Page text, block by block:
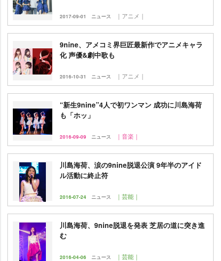
2017-09-01 ニュース ｜アニメ｜
9nine、アメコミ界巨匠最新作でアニメキャラ
化 声優&劇中歌も
2016-10-31 ニュース ｜アニメ｜
“新生9nine”4人で初ワンマン 成功に川島海荷
も「ホッ」
2016-09-09 ニュース ｜音楽｜
川島海荷、涙の9nine脱退公演 9年半のアイド
ル活動に終止符
2016-07-24 ニュース ｜芸能｜
川島海荷、9nine脱退を発表 芝居の道に突き進
む
2016-04-06 ニュース ｜芸能｜